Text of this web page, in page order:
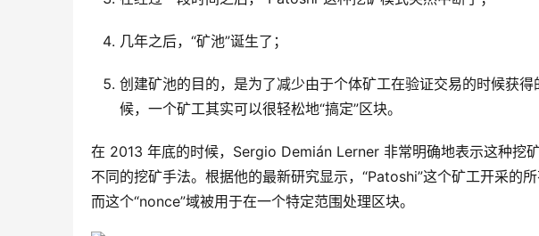
几年之后，“矿池”诞生了；
创建矿池的目的，是为了减少由于个体矿工在验证交易的时候获
候，一个矿工其实可以很轻松地“搞定”区块。
在 2013 年底的时候，Sergio Demián Lerner 非常明确地表示这种挖
不同的挖矿手法。根据他的最新研究显示，“Patoshi”这个矿工开采的
而这个“nonce”域被用于在一个特定范围处理区块。